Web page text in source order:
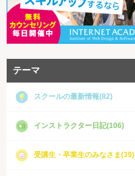
テーマ
スクールの最新情報(82)
インストラクター日記(106)
受講生・卒業生のみなさま(39)